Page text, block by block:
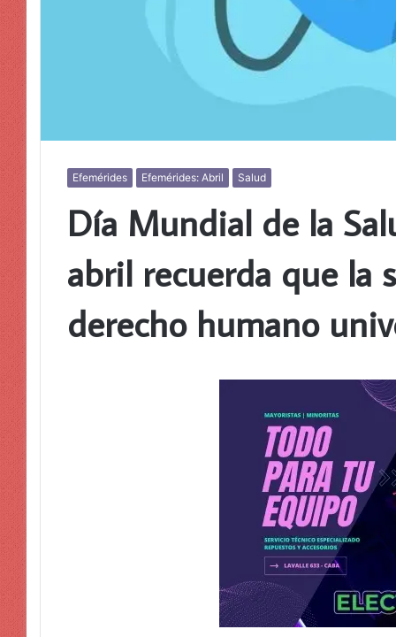
Efemérides Efemérides: Abril Salud
Día Mundial de la
abril recuerda que la
derecho humano